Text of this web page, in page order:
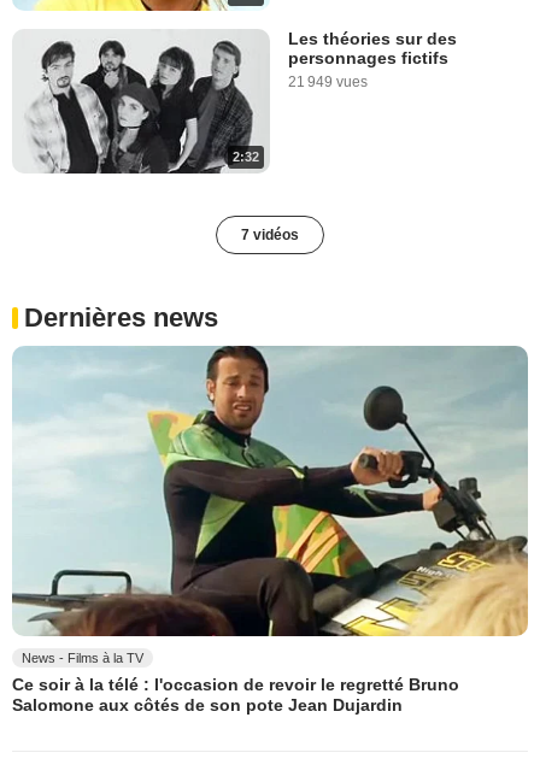
2:32
Les théories sur des
personnages fictifs
21 949 vues
7 vidéos
Dernières news
News - Films à la TV
Ce soir à la télé : l'occasion de revoir le regretté Bruno
Salomone aux côtés de son pote Jean Dujardin